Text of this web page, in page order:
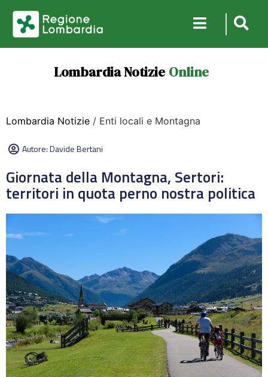
Lombardia Notizie Online
Lombardia Notizie / Enti locali e Montagna
Autore:Davide Bertani
Giornata della Montagna, Sertori:
territori in quota perno nostra politica